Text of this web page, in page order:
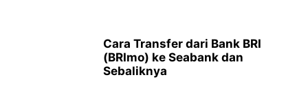
Cara Transfer dari Bank BRI
(BRImo) ke Seabank dan
Sebaliknya